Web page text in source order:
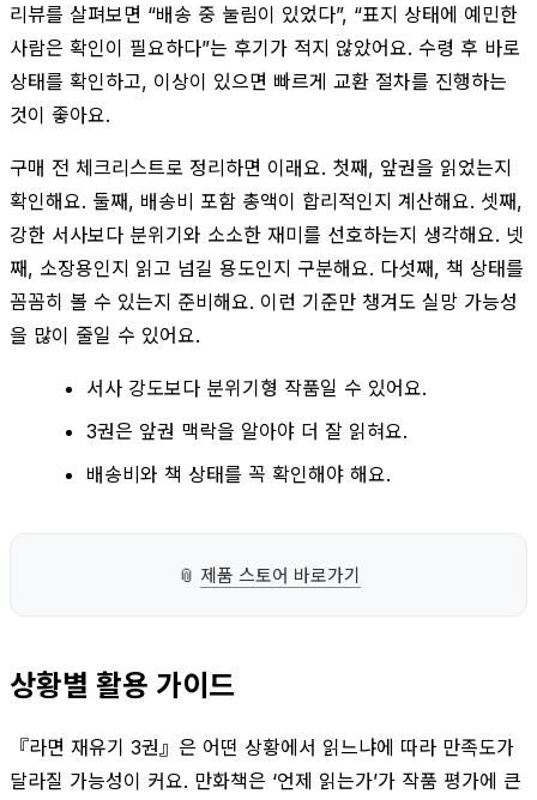
리뷰를 살펴보면 “배송 중 눌림이 있었다”, “표지 상태에 예민한
사람은 확인이 필요하다”는 후기가 적지 않았어요. 수령 후 바로
상태를 확인하고, 이상이 있으면 빠르게 교환 절차를 진행하는
것이 좋아요.
구매 전 체크리스트로 정리하면 이래요. 첫째, 앞권을 읽었는지
확인해요. 둘째, 배송비 포함 총액이 합리적인지 계산해요. 셋째,
강한 서사보다 분위기와 소소한 재미를 선호하는지 생각해요. 넷
째, 소장용인지 읽고 넘길 용도인지 구분해요. 다섯째, 책 상태를
꼼꼼히 볼 수 있는지 준비해요. 이런 기준만 챙겨도 실망 가능성
을 많이 줄일 수 있어요.
서사 강도보다 분위기형 작품일 수 있어요.
3권은 앞권 맥락을 알아야 더 잘 읽혀요.
배송비와 책 상태를 꼭 확인해야 해요.
📎 제품 스토어 바로가기
상황별 활용 가이드
『라면 재유기 3권』은 어떤 상황에서 읽느냐에 따라 만족도가
달라질 가능성이 커요. 만화책은 ‘언제 읽는가’가 작품 평가에 큰